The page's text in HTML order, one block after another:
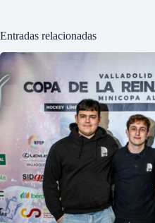
Entradas relacionadas